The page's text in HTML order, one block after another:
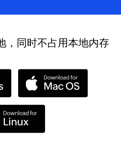
，同时不占用本地内存